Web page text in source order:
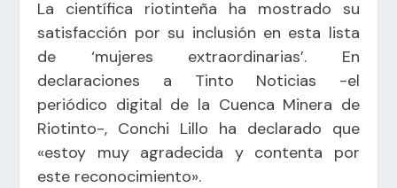
La científica riotinteña ha mostrado su
satisfacción por su inclusión en esta lista
de ‘mujeres extraordinarias’. En
declaraciones a Tinto Noticias -el
periódico digital de la Cuenca Minera de
Riotinto-, Conchi Lillo ha declarado que
«estoy muy agradecida y contenta por
este reconocimiento».